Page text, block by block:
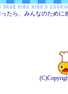
たら、みんなのため